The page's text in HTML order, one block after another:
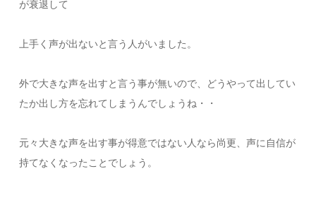
が衰退して
上手く声が出ないと言う人がいました。
外で大きな声を出すと言う事が無いので、どうやって出してい
たか出し方を忘れてしまうんでしょうね・・
元々大きな声を出す事が得意ではない人なら尚更、声に自信が
持てなくなったことでしょう。